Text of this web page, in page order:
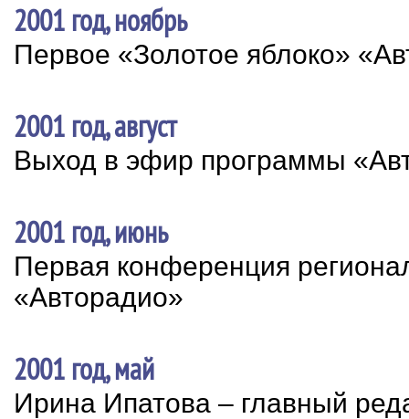
2001 год, ноябрь
Первое «Золотое яблоко»
2001 год, август
Выход в эфир программы
2001 год, июнь
Первая конференция
«Авторадио»
2001 год, май
Ирина Ипатова – главный